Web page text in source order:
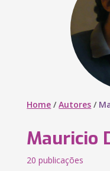
Home /Autores /
Mauricio
20 publicações